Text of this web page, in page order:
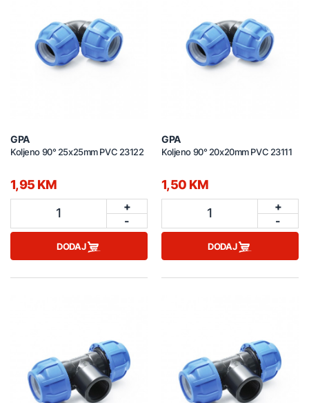
GPA
Koljeno 90° 25x25mm PVC 23122
1,95 KM
1
+
-
DODAJ
GPA
Koljeno 90° 20x20mm PVC 23111
1,50 KM
1
+
-
DODAJ